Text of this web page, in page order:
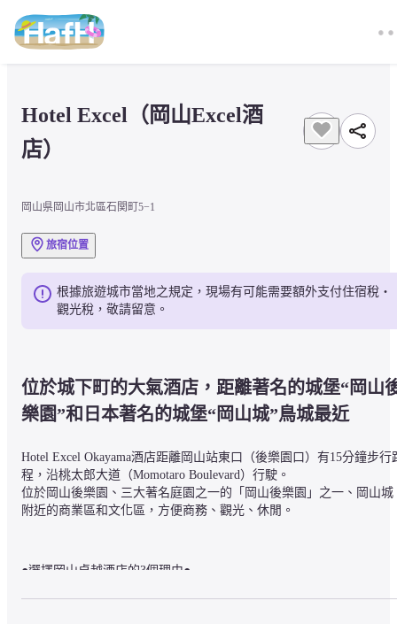
Hotel Excel（岡山Excel酒
店）
岡山県岡山市北區石関町5−1
旅宿位置
根據旅遊城市當地之規定，現場有可能需要額外支付住宿稅・
觀光稅，敬請留意。
位於城下町的大氣酒店，距離著名的城堡“岡山
樂園”和日本著名的城堡“岡山城”鳥城最近
Hotel Excel Okayama酒店距離岡山站東口（後樂園口）有15分鐘步行
程，沿桃太郎大道（Momotaro Boulevard）行駛。
位於岡山後樂園、三大著名庭園之一的「岡山後樂園」之一、岡山城
附近的商業區和文化區，方便商務、觀光、休閒。
●選擇岡山卓越酒店的3個理由●